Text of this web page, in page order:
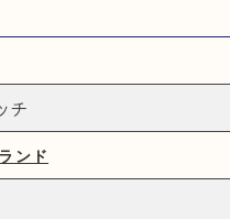
チ
ンド